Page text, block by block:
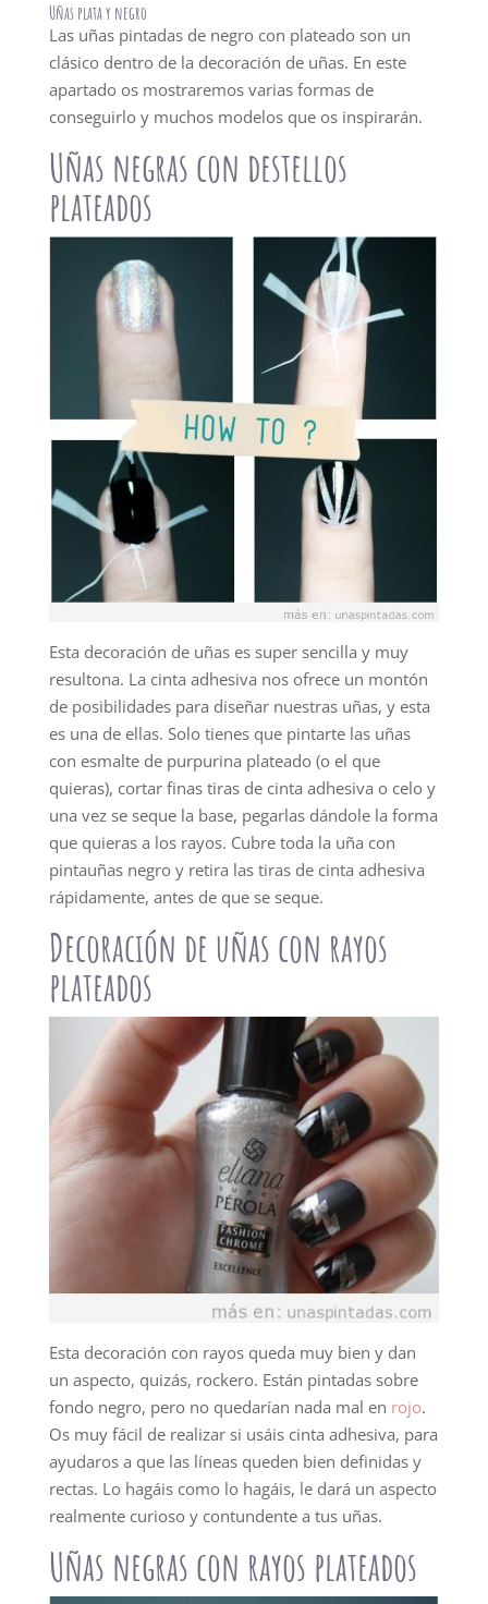
Uñas plata y negro
Las uñas pintadas de negro con plateado son un
clásico dentro de la decoración de uñas. En este
apartado os mostraremos varias formas de
conseguirlo y muchos modelos que os inspirarán.
Uñas negras con destellos
plateados
Esta decoración de uñas es super sencilla y muy
resultona. La cinta adhesiva nos ofrece un montón
de posibilidades para diseñar nuestras uñas, y esta
es una de ellas. Solo tienes que pintarte las uñas
con esmalte de purpurina plateado (o el que
quieras), cortar finas tiras de cinta adhesiva o celo y
una vez se seque la base, pegarlas dándole la forma
que quieras a los rayos. Cubre toda la uña con
pintauñas negro y retira las tiras de cinta adhesiva
rápidamente, antes de que se seque.
Decoración de uñas con rayos
plateados
Esta decoración con rayos queda muy bien y dan
un aspecto, quizás, rockero. Están pintadas sobre
fondo negro, pero no quedarían nada mal en rojo.
Os muy fácil de realizar si usáis cinta adhesiva, para
ayudaros a que las líneas queden bien definidas y
rectas. Lo hagáis como lo hagáis, le dará un aspecto
realmente curioso y contundente a tus uñas.
Uñas negras con rayos plateados